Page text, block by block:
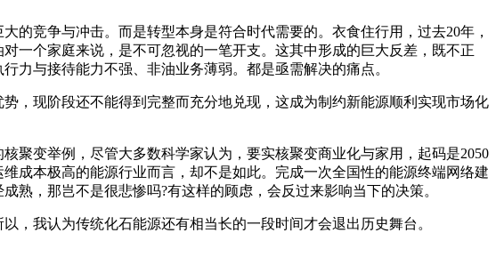
的竞争与冲击。而是转型本身是符合时代需要的。衣食住行用，过去20年，
一个家庭来说，是不可忽视的一笔开支。这其中形成的巨大反差，既不正
与接待能力不强、非油业务薄弱。都是亟需解决的痛点。
，现阶段还不能得到完整而充分地兑现，这成为制约新能源顺利实现市场化
聚变举例，尽管大多数科学家认为，要实核聚变商业化与家用，起码是2050
成本极高的能源行业而言，却不是如此。完成一次全国性的能源终端网络建
熟，那岂不是很悲惨吗?有这样的顾虑，会反过来影响当下的决策。
，我认为传统化石能源还有相当长的一段时间才会退出历史舞台。